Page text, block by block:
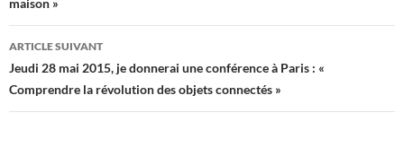
maison »
ARTICLE SUIVANT
Jeudi 28 mai 2015, je donnerai une conférence à Paris : «
Comprendre la révolution des objets connectés »